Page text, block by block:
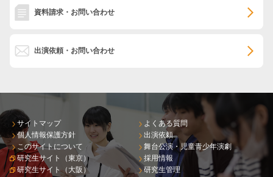
資料請求・お問い合わせ
出演依頼・お問い合わせ
サイトマップ
個人情報保護方針
このサイトについて
研究生サイト（東京）
研究生サイト（大阪）
よくある質問
出演依頼
舞台公演・児童青少年演劇
採用情報
研究生管理